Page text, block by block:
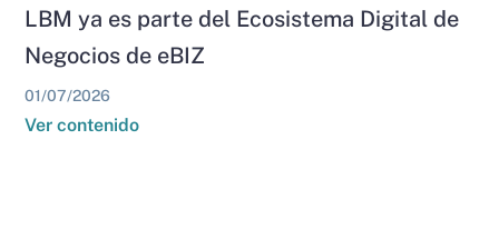
LBM ya es parte del Ecosistema Digital de
Negocios de eBIZ
01/07/2026
Ver contenido